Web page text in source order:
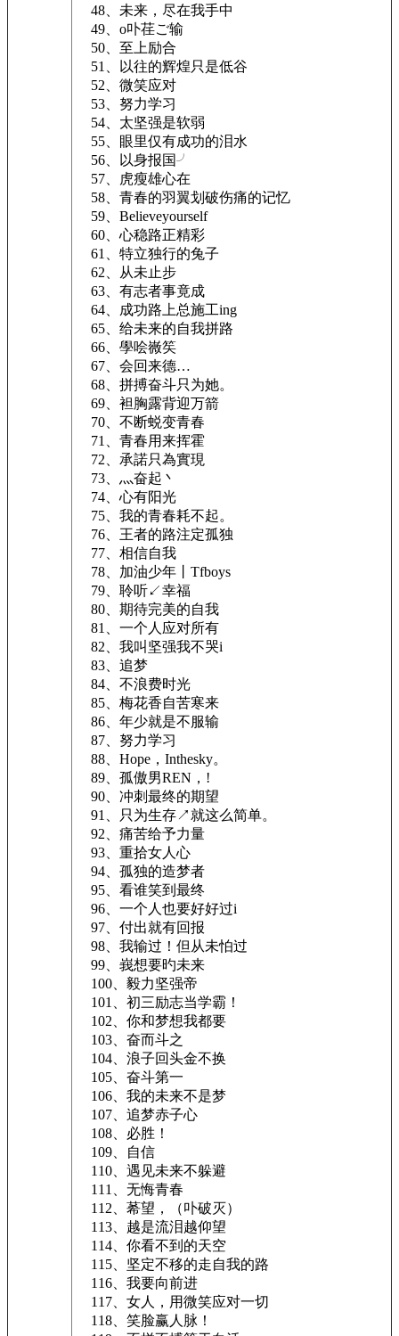
48、未来，尽在我手中
49、o卟荏ご输
50、至上励合
51、以往的辉煌只是低谷
52、微笑应对
53、努力学习
54、太坚强是软弱
55、眼里仅有成功的泪水
56、以身报国╯
57、虎瘦雄心在
58、青春的羽翼划破伤痛的记忆
59、Believeyourself
60、心稳路正精彩
61、特立独行的兔子
62、从未止步
63、有志者事竟成
64、成功路上总施工ing
65、给未来的自我拼路
66、學哙嶶笶
67、会回来德…
68、拼搏奋斗只为她。
69、袒胸露背迎万箭
70、不断蜕变青春
71、青春用来挥霍
72、承諾只為實現
73、灬奋起丶
74、心有阳光
75、我的青春耗不起。
76、王者的路注定孤独
77、相信自我
78、加油少年丨Tfboys
79、聆听↙幸福
80、期待完美的自我
81、一个人应对所有
82、我叫坚强我不哭i
83、追梦
84、不浪费时光
85、梅花香自苦寒来
86、年少就是不服输
87、努力学习
88、Hope，Inthesky。
89、孤傲男REN，!
90、冲刺最终的期望
91、只为生存↗就这么简单。
92、痛苦给予力量
93、重拾女人心
94、孤独的造梦者
95、看谁笑到最终
96、一个人也要好好过i
97、付出就有回报
98、我输过！但从未怕过
99、峩想要旳未来
100、毅力坚强帝
101、初三励志当学霸！
102、你和梦想我都要
103、奋而斗之
104、浪子回头金不换
105、奋斗第一
106、我的未来不是梦
107、追梦赤子心
108、必胜！
109、自信
110、遇见未来不躲避
111、无悔青春
112、莃望，（卟破灭）
113、越是流泪越仰望
114、你看不到的天空
115、坚定不移的走自我的路
116、我要向前进
117、女人，用微笑应对一切
118、笑脸赢人脉！